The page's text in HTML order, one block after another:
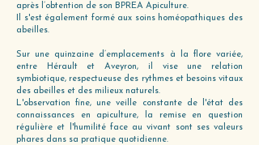
après l’obtention de son BPREA Apiculture.
Il s'est également formé aux soins homéopathiques des
abeilles.
Sur une quinzaine d’emplacements à la flore variée,
entre Hérault et Aveyron, il vise une relation
symbiotique, respectueuse des rythmes et besoins vitaux
des abeilles et des milieux naturels.
L'observation fine, une veille constante de l'état des
connaissances en apiculture, la remise en question
régulière et l'humilité face au vivant sont ses valeurs
phares dans sa pratique quotidienne.